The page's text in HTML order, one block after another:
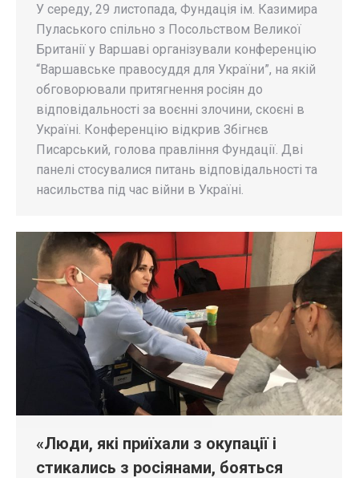
У середу, 29 листопада, Фундація ім. Казимира
Пуласького спільно з Посольством Великої
Британії у Варшаві організували конференцію
“Варшавське правосуддя для України”, на якій
обговорювали притягнення росіян до
відповідальності за воєнні злочини, скоєні в
Україні. Конференцію відкрив Збігнєв
Писарський, голова правління Фундації. Дві
панелі стосувалися питань відповідальності та
насильства під час війни в Україні.
«Люди, які приїхали з окупації і
стикались з росіянами, бояться